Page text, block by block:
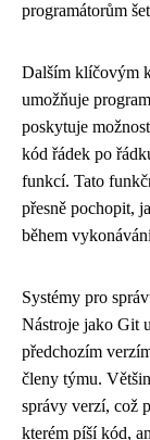
programátorům
Dalším klíčovým
umožňuje
poskytuje
kód řádek po
funkcí. Tato
přesně pochopit,
během
Systémy pro
Nástroje jako Git
předchozím
členy týmu.
správy verzí, což
kterém píší kód,